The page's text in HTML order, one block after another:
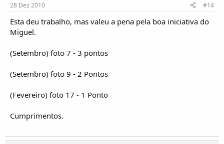
28 Dez 2010 #14
Esta deu trabalho, mas valeu a pena pela boa iniciativa do
Miguel.
(Setembro) foto 7 - 3 pontos
(Setembro) foto 9 - 2 Pontos
(Fevereiro) foto 17 - 1 Ponto
Cumprimentos.